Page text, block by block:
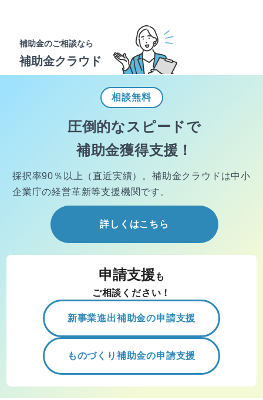
補助金のご相談なら
補助金クラウド
相談無料
圧倒的なスピードで
補助金獲得支援！
採択率90％以上（直近実績）。 補助金クラウドは中小
企業庁の経営革新等支援機関です。
詳しくはこちら
申請支援 も
ご相談ください！
新事業進出補助金の申請支援
ものづくり補助金の申請支援